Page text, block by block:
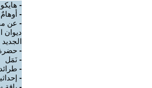
- هايكو
-
- عن
ديوان
-
- نَمَل
-
-